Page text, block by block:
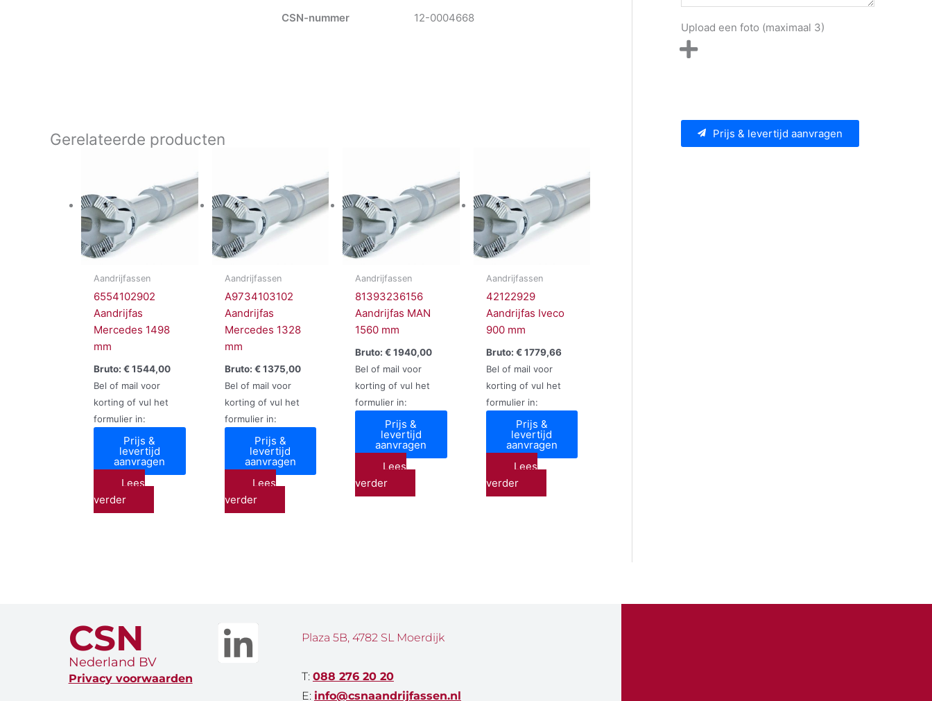
CSN-nummer 12-0004668
Gerelateerde producten
Aandrijfassen
6554102902
Aandrijfas
Mercedes 1498
mm
Bruto: €1544,00
Bel of mail voor
korting of vul het
formulier in:
Prijs &
levertijd
aanvragen
Lees
verder
Aandrijfassen
A9734103102
Aandrijfas
Mercedes 1328
mm
Bruto: €1375,00
Bel of mail voor
korting of vul het
formulier in:
Prijs &
levertijd
aanvragen
Lees
verder
Aandrijfassen
81393236156
Aandrijfas MAN
1560 mm
Bruto: €1940,00
Bel of mail voor
korting of vul het
formulier in:
Prijs &
levertijd
aanvragen
Lees
verder
Aandrijfassen
42122929
Aandrijfas Iveco
900 mm
Bruto: €1779,66
Bel of mail voor
korting of vul het
formulier in:
Prijs &
levertijd
aanvragen
Lees
verder
Upload een foto (maximaal 3)
Prijs & levertijd aanvragen
CSN
Nederland BV
Privacy voorwaarden
Plaza 5B, 4782 SL Moerdijk
T: 088 276 20 20
E: info@csnaandrijfassen.nl